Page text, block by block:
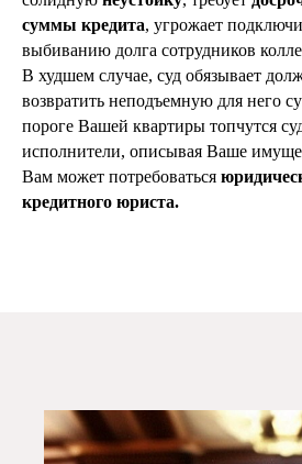
суммы кредита, угрожает
выбиванию долга сотрудников
В худшем случае, суд обязывает
возвратить неподъемную для него
пороге Вашей квартиры топчутся
исполнители, описывая Ваше
Вам может потребоваться
кредитного юриста.